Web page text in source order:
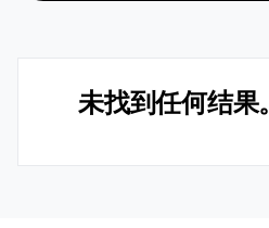
未找到任何结果。